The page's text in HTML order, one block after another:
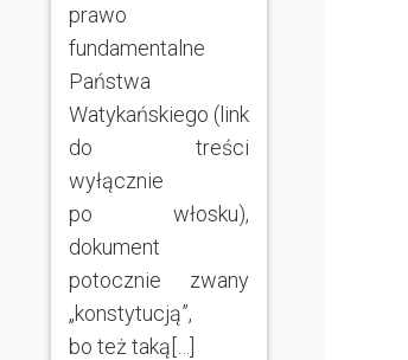
prawo
fundamentalne
Państwa
Watykańskiego (link
do treści
wyłącznie
po włosku),
dokument
potocznie zwany
„konstytucją”,
bo też taką[…]